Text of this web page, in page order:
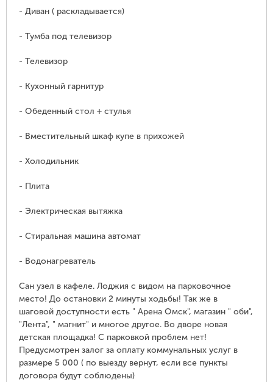
- Диван ( раскладывается)
- Тумба под телевизор
- Телевизор
- Кухонный гарнитур
- Обеденный стол + стулья
- Вместительный шкаф купе в прихожей
- Холодильник
- Плита
- Электрическая вытяжка
- Стиральная машина автомат
- Водонагреватель
Сан узел в кафеле. Лоджия с видом на парковочное
место! До остановки 2 минуты ходьбы! Так же в
шаговой доступности есть " Арена Омск", магазин " оби",
"Лента", " магнит" и многое другое. Во дворе новая
детская площадка! С парковкой проблем нет!
Предусмотрен залог за оплату коммунальных услуг в
размере 5 000 ( по выезду вернут, если все пункты
договора будут соблюдены)